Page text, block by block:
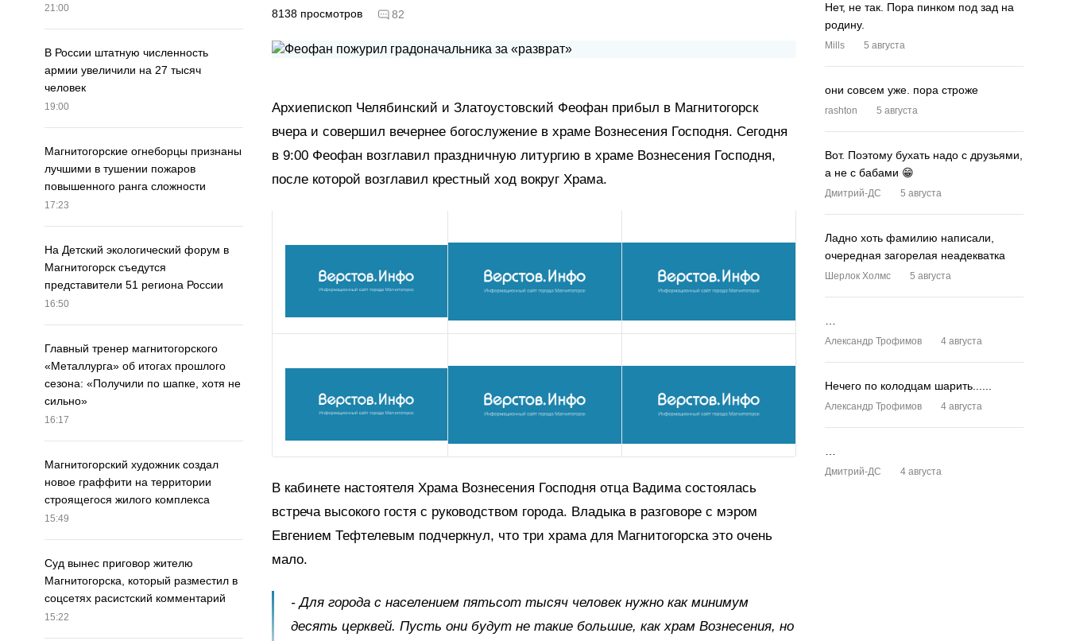
21:00
В России штатную численность
армии увеличили на 27 тысяч
человек
19:00
Магнитогорские огнеборцы признаны
лучшими в тушении пожаров
повышенного ранга сложности
17:23
На Детский экологический форум в
Магнитогорск съедутся
представители 51 региона России
16:50
Главный тренер магнитогорского
«Металлурга» об итогах прошлого
сезона: «Получили по шапке, хотя не
сильно»
16:17
Магнитогорский художник создал
новое граффити на территории
строящегося жилого комплекса
15:49
Суд вынес приговор жителю
Магнитогорска, который разместил в
соцсетях расистский комментарий
15:22
8138 просмотров 82
Архиепископ Челябинский и Златоустовский Феофан прибыл в Магнитогорск
вчера и совершил вечернее богослужение в храме Вознесения Господня. Сегодня
в 9:00 Феофан возглавил праздничную литургию в храме Вознесения Господня,
после которой возглавил крестный ход вокруг Храма.
В кабинете настоятеля Храма Вознесения Господня отца Вадима состоялась
встреча высокого гостя с руководством города. Владыка в разговоре с мэром
Евгением Тефтелевым подчеркнул, что три храма для Магнитогорска это очень
мало.
- Для города с населением пятьсот тысяч человек нужно как минимум
десять церквей. Пусть они будут не такие большие, как храм Вознесения, но
Нет, не так. Пора пинком под зад на
родину.
Mills 5 августа
они совсем уже. пора строже
rashton 5 августа
Вот. Поэтому бухать надо с друзьями,
а не с бабами 😁
Дмитрий-ДС 5 августа
Ладно хоть фамилию написали,
очередная загорелая неадекватка
Шерлок Холмс 5 августа
Александр Трофимов 4 августа
Нечего по колодцам шарить......
Александр Трофимов 4 августа
Дмитрий-ДС 4 августа